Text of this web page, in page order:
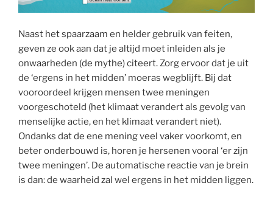
Naast het spaarzaam en helder gebruik van feiten,
geven ze ook aan dat je altijd moet inleiden als je
onwaarheden (de mythe) citeert. Zorg ervoor dat je uit
de ‘ergens in het midden’ moeras wegblijft. Bij dat
vooroordeel krijgen mensen twee meningen
voorgeschoteld (het klimaat verandert als gevolg van
menselijke actie, en het klimaat verandert niet).
Ondanks dat de ene mening veel vaker voorkomt, en
beter onderbouwd is, horen je hersenen vooral ‘er zijn
twee meningen’. De automatische reactie van je brein
is dan: de waarheid zal wel ergens in het midden liggen.